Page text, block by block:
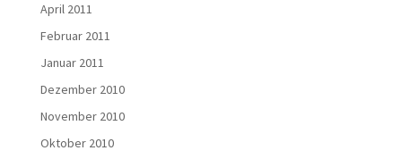
April 2011
Februar 2011
Januar 2011
Dezember 2010
November 2010
Oktober 2010